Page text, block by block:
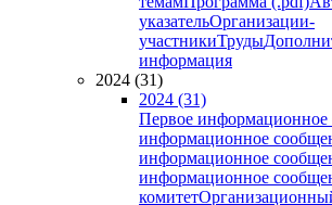
указательОрганизации-
участникиТруды
информация
2024 (31)
2024 (31)
Первое информационное
информационное
информационное
информационное
комитет